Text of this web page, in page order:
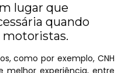
lugar que
quando
motoristas.
como por exemplo, CNH
melhor experiência, entre